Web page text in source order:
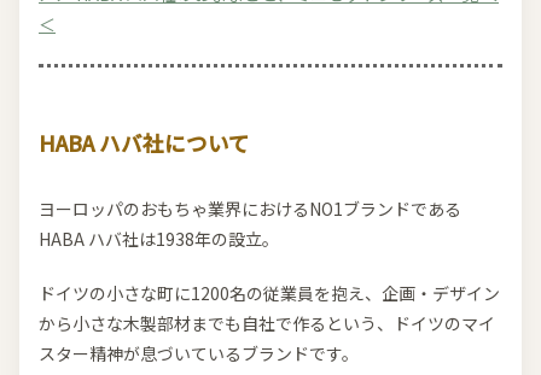
＜
HABA ハバ社について
ヨーロッパのおもちゃ業界におけるNO1ブランドである
HABA ハバ社は1938年の設立。
ドイツの小さな町に1200名の従業員を抱え、企画・デザイン
から小さな木製部材までも自社で作るという、ドイツのマイ
スター精神が息づいているブランドです。